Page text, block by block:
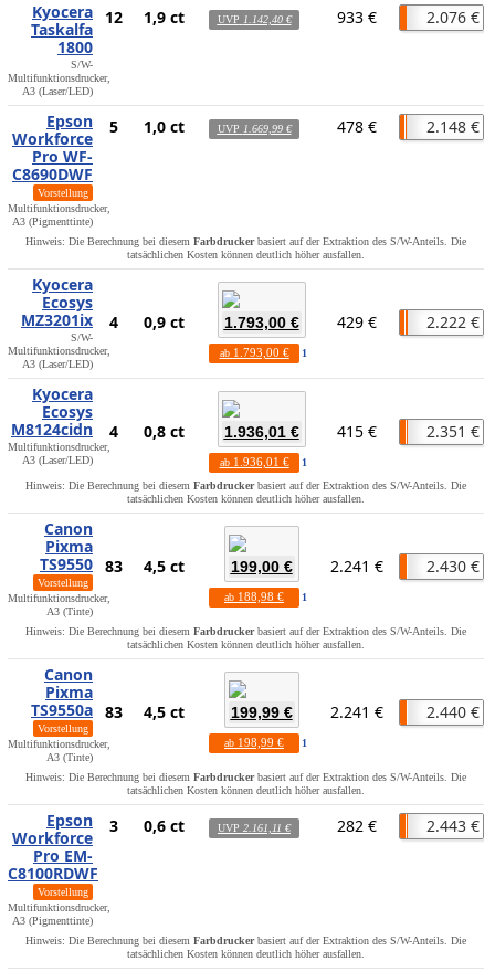
Kyocera
Taskalfa
1800
S/W-
Multifunktionsdrucker,
A3 (Laser/LED)
12 1,9 ct UVP 1.142,40 € 933 € 2.076 €
Epson
Workforce
Pro WF-
C8690DWF
Vorstellung
Multifunktionsdrucker,
A3 (Pigmenttinte)
5 1,0 ct UVP 1.669,99 € 478 € 2.148 €
Hinweis: Die Berechnung bei diesem Farbdruckerbasiert auf der Extraktion des S/W-Anteils. Die
tatsächlichen Kosten können deutlich höher ausfallen.
Kyocera
Ecosys
MZ3201ix
S/W-
Multifunktionsdrucker,
A3 (Laser/LED)
4 0,9 ct 1.793,00 €
ab 1.793,00 € 1
429 € 2.222 €
Kyocera
Ecosys
M8124cidn
Multifunktionsdrucker,
A3 (Laser/LED)
4 0,8 ct 1.936,01 €
ab 1.936,01 € 1
415 € 2.351 €
Hinweis: Die Berechnung bei diesem Farbdruckerbasiert auf der Extraktion des S/W-Anteils. Die
tatsächlichen Kosten können deutlich höher ausfallen.
Canon
Pixma
TS9550
Vorstellung
Multifunktionsdrucker,
A3 (Tinte)
83 4,5 ct 199,00 €
ab 188,98 € 1
2.241 € 2.430 €
Hinweis: Die Berechnung bei diesem Farbdruckerbasiert auf der Extraktion des S/W-Anteils. Die
tatsächlichen Kosten können deutlich höher ausfallen.
Canon
Pixma
TS9550a
Vorstellung
Multifunktionsdrucker,
A3 (Tinte)
83 4,5 ct 199,99 €
ab 198,99 € 1
2.241 € 2.440 €
Hinweis: Die Berechnung bei diesem Farbdruckerbasiert auf der Extraktion des S/W-Anteils. Die
tatsächlichen Kosten können deutlich höher ausfallen.
Epson
Workforce
Pro EM-
C8100RDWF
Vorstellung
Multifunktionsdrucker,
A3 (Pigmenttinte)
3 0,6 ct UVP 2.161,11 € 282 € 2.443 €
Hinweis: Die Berechnung bei diesem Farbdruckerbasiert auf der Extraktion des S/W-Anteils. Die
tatsächlichen Kosten können deutlich höher ausfallen.